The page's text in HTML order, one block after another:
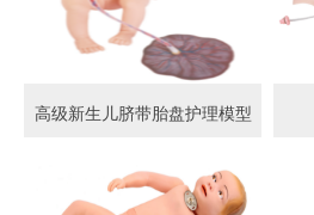
高级新生儿脐带胎盘护理模型